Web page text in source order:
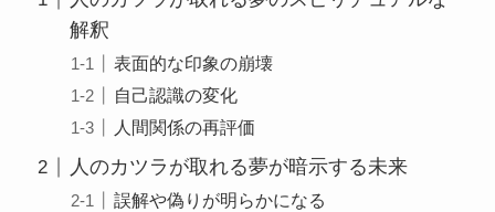
解釈
表面的な印象の崩壊
自己認識の変化
人間関係の再評価
人のカツラが取れる夢が暗示する未来
誤解や偽りが明らかになる